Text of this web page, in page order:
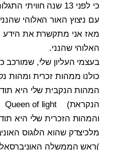
כי לפני 13 שנה
עם ניצוץ האור האלוהי
מאז אני מתקשרת את הידע
האלוהי שהנני.
בעצמי העליון שלי, שמורכב
כולנו ממהות זכרית ומהות
המהות הנקבית שלי היא
הנקראתQueen of light (
והמהות הזכרית שלי היא
מלכיצדק שהוא הלוגוס
(ראש הממשלה